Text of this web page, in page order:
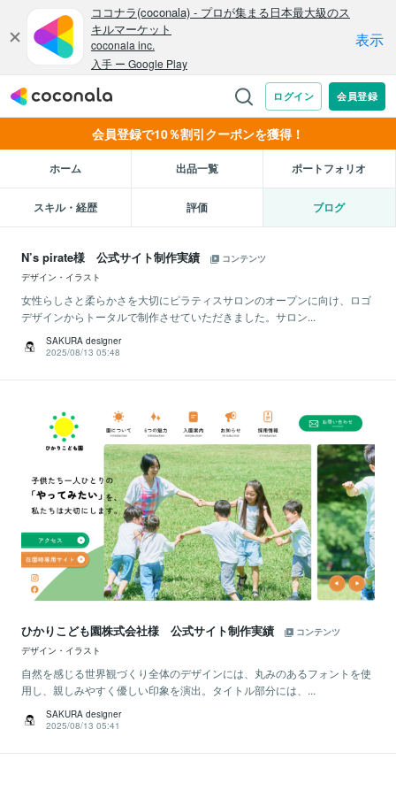
会員登録で10％割引クーポンを獲得！
ホーム 出品一覧 ポートフォリオ
スキル・経歴 評価 ブログ
N’s pirate様 公式サイト制作実績
コンテンツ
デザイン・イラスト
女性らしさと柔らかさを大切にピラティスサロンのオープンに向け、ロゴ
デザインからトータルで制作させていただきました。サロン...
SAKURA designer
2025/08/13 05:48
ひかりこども園株式会社様 公式サイト制作実績
コンテンツ
デザイン・イラスト
自然を感じる世界観づくり全体のデザインには、丸みのあるフォントを使
用し、親しみやすく優しい印象を演出。タイトル部分には、...
SAKURA designer
2025/08/13 05:41